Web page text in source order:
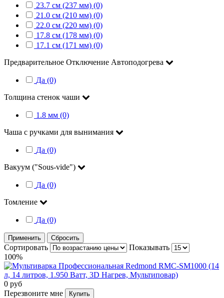
23.7 см (237 мм) (0)
21.0 см (210 мм) (0)
22.0 см (220 мм) (0)
17.8 см (178 мм) (0)
17.1 см (171 мм) (0)
Предварительное Отключение Автоподогрева
Да (0)
Толщина стенок чаши
1.8 мм (0)
Чаша с ручками для вынимания
Да (0)
Вакуум ("Sous-vide")
Да (0)
Томление
Да (0)
Применить Сбросить
Сортировать
Показывать
100%
0 руб
Перезвоните мне
Купить